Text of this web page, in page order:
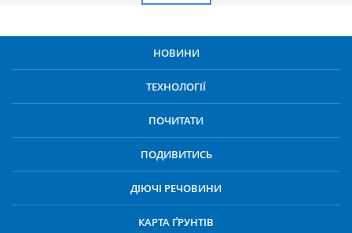
НОВИНИ
ТЕХНОЛОГІЇ
ПОЧИТАТИ
ПОДИВИТИСЬ
ДІЮЧІ РЕЧОВИНИ
КАРТА ҐРУНТІВ